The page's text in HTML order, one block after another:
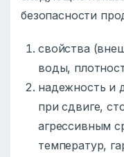
безопасности
свойства
воды,
надежность и
при сдвиге,
агрессивным
температур,